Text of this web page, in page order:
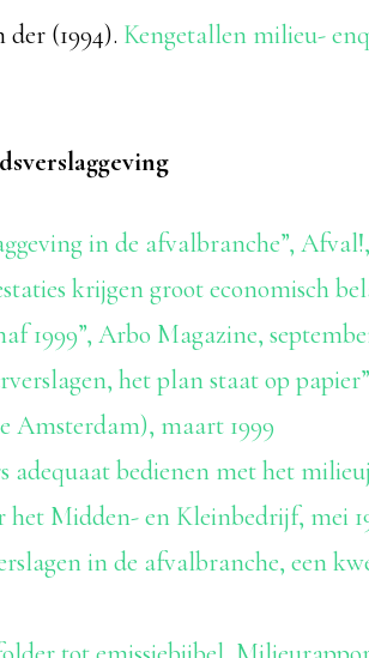
der (1994). Kengetallen milieu-
in de afvalbranche”,
krijgen groot economisch
1999”, Arbo Magazine,
het plan staat op
Amsterdam), maart 1999
adequaat bedienen met het
Midden- en Kleinbedrijf, mei
in de afvalbranche, een